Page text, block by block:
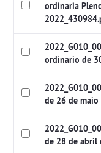
ordinaria
ordinario de
de 26 de
de 28 de abril